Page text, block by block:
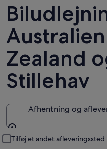
Zealand
Stillehav
Afhentning og
Tilføj et andet afleveringssted